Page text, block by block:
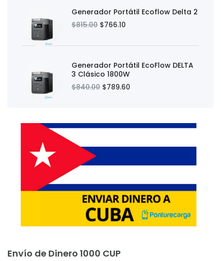
Generador Portátil Ecoflow Delta 2
$815.00 $766.10
Generador Portátil EcoFlow DELTA
3 Clásico 1800W
$840.00 $789.60
Envío de Dinero 1000 CUP